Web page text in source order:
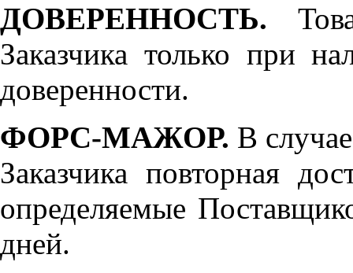
ДОВЕРЕННОСТЬ.
Заказчика только при
доверенности.
ФОРС-МАЖОР. В
Заказчика повторная
определяемые
дней.